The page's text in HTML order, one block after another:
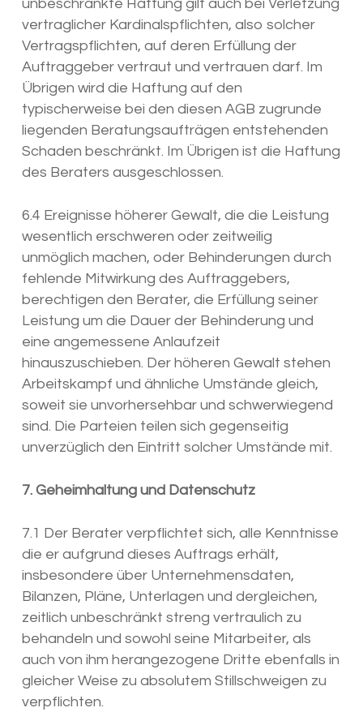
unbeschränkte Haftung gilt auch bei Verletzung
vertraglicher Kardinalspflichten, also solcher
Vertragspflichten, auf deren Erfüllung der
Auftraggeber vertraut und vertrauen darf. Im
Übrigen wird die Haftung auf den
typischerweise bei den diesen AGB zugrunde
liegenden Beratungsaufträgen entstehenden
Schaden beschränkt. Im Übrigen ist die Haftung
des Beraters ausgeschlossen.
6.4 Ereignisse höherer Gewalt, die die Leistung
wesentlich erschweren oder zeitweilig
unmöglich machen, oder Behinderungen durch
fehlende Mitwirkung des Auftraggebers,
berechtigen den Berater, die Erfüllung seiner
Leistung um die Dauer der Behinderung und
eine angemessene Anlaufzeit
hinauszuschieben. Der höheren Gewalt stehen
Arbeitskampf und ähnliche Umstände gleich,
soweit sie unvorhersehbar und schwerwiegend
sind. Die Parteien teilen sich gegenseitig
unverzüglich den Eintritt solcher Umstände mit.
7. Geheimhaltung und Datenschutz
7.1 Der Berater verpflichtet sich, alle Kenntnisse
die er aufgrund dieses Auftrags erhält,
insbesondere über Unternehmensdaten,
Bilanzen, Pläne, Unterlagen und dergleichen,
zeitlich unbeschränkt streng vertraulich zu
behandeln und sowohl seine Mitarbeiter, als
auch von ihm herangezogene Dritte ebenfalls in
gleicher Weise zu absolutem Stillschweigen zu
verpflichten.